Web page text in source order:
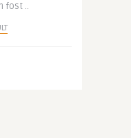
fost ..